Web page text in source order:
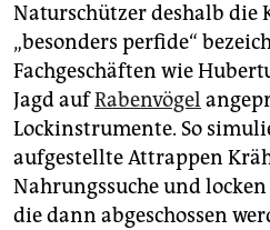
Naturschützer deshalb die
„besonders perfide“
Fachgeschäften wie
Jagd aufRabenvögel
Lockinstrumente. So
aufgestellte Attrappen
Nahrungssuche und
die dann abgeschossen